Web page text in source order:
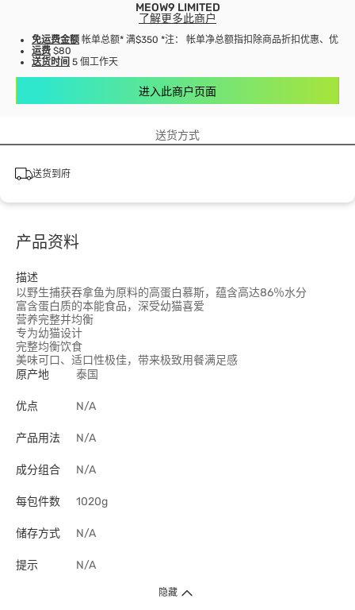
MEOW9 LIMITED
了解更多此商户
免运费金额 帐单总额* 满$350 *注： 帐单净总额指扣除商品折扣优惠、优惠
运费 $80
送货时间 5 個工作天
进入此商户页面
送货方式
送货到府
产品资料
描述
以野生捕获吞拿鱼为原料的高蛋白慕斯，蕴含高达86％水分
富含蛋白质的本能食品，深受幼猫喜爱
营养完整并均衡
专为幼猫设计
完整均衡饮食
美味可口、适口性极佳，带来极致用餐满足感
原产地
泰国
优点 N/A
产品用法 N/A
成分组合 N/A
每包件数 1020g
储存方式 N/A
提示 N/A
隐藏